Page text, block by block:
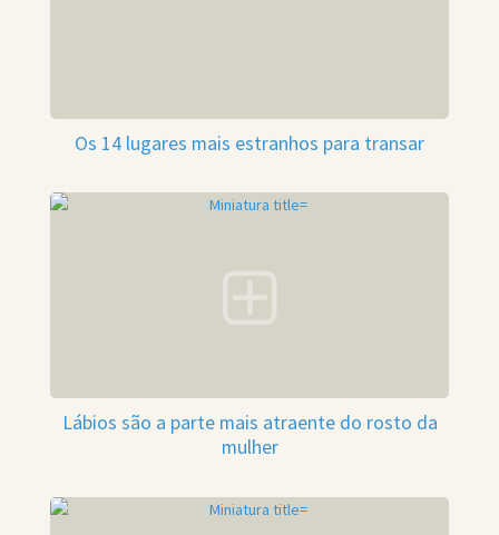
Os 14 lugares mais estranhos para transar
Lábios são a parte mais atraente do rosto da
mulher